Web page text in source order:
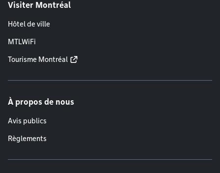
Visiter Montréal
Hôtel de ville
MTLWiFi
Tourisme Montréal
À propos de nous
Avis publics
Règlements